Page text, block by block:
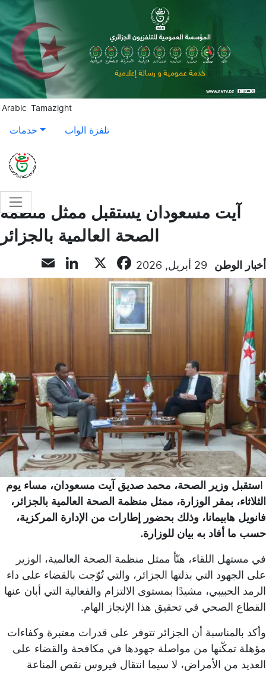
Aller au contenu principal
Arabic Tamazight
خدمات تلفزة الواب
آيت مسعودان يستقبل ممثل منظمة
الصحة العالمية بالجزائر
أخبار الوطن 29 أبريل, 2026 Facebook
استقبل وزير الصحة، محمد صديق آيت مسعودان، مساء يوم
الثلاثاء، بمقر الوزارة، ممثل منظمة الصحة العالمية بالجزائر،
فانويل هابيمانا، وذلك بحضور إطارات من الإدارة المركزية،
حسب ما أفاد به بيان للوزارة.
في مستهل اللقاء، هنّأ ممثل منظمة الصحة العالمية، الوزير
على الجهود التي بذلتها الجزائر، والتي تُوّجت بالقضاء على داء
الرمد الحبيبي، مشيدًا بمستوى الالتزام والفعالية التي أبان عنها
القطاع الصحي في تحقيق هذا الإنجاز الهام.
وأكد بالمناسبة أن الجزائر تتوفر على قدرات معتبرة وكفاءات
مؤهلة تمكّنها من مواصلة جهودها في مكافحة والقضاء على
العديد من الأمراض، لا سيما انتقال فيروس نقص المناعة